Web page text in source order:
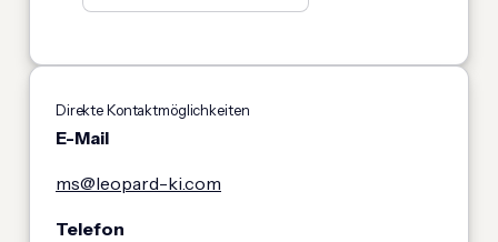
Direkte Kontaktmöglichkeiten
E-Mail
ms@leopard-ki.com
Telefon